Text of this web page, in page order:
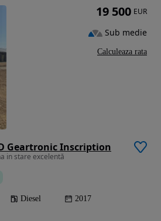
Geartronic Inscription
in stare excelentă
Diesel 2017
19 500 EUR
Sub medie
Calculeaza rata